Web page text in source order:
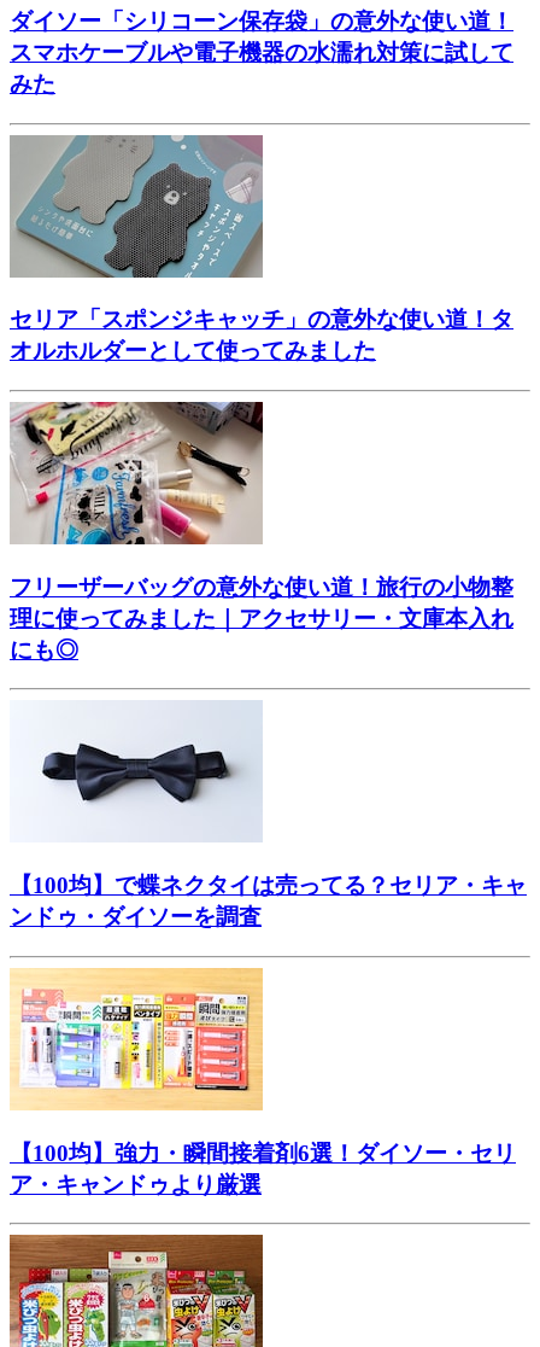
ダイソー「シリコーン保存袋」の意外な使い道！
スマホケーブルや電子機器の水濡れ対策に試して
みた
セリア「スポンジキャッチ」の意外な使い道！タ
オルホルダーとして使ってみました
フリーザーバッグの意外な使い道！旅行の小物整
理に使ってみました｜アクセサリー・文庫本入れ
にも◎
【100均】で蝶ネクタイは売ってる？セリア・キャ
ンドゥ・ダイソーを調査
【100均】強力・瞬間接着剤6選！ダイソー・セリ
ア・キャンドゥより厳選